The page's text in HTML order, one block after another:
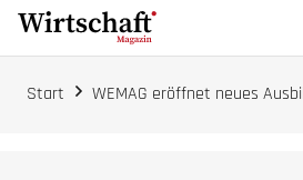
Start WEMAG eröffnet neues